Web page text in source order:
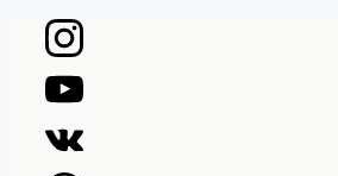
Перейти
содержимому